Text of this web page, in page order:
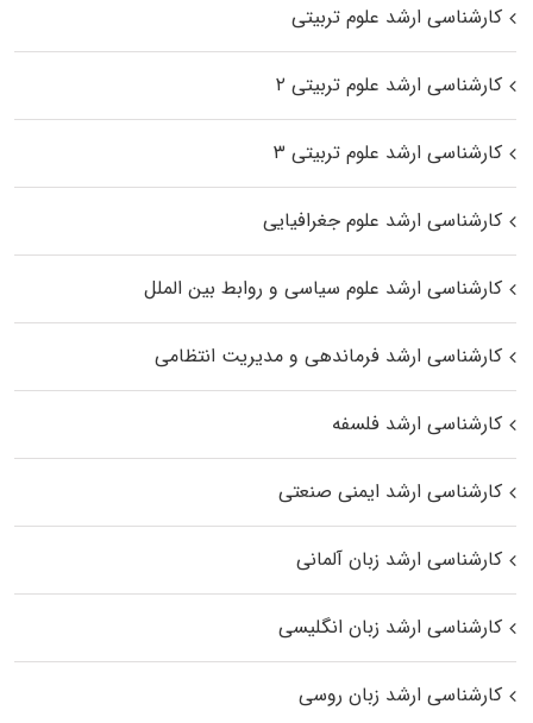
کارشناسی ارشد علوم تربیتی
کارشناسی ارشد علوم تربیتی ۲
کارشناسی ارشد علوم تربیتی ۳
کارشناسی ارشد علوم جغرافیایی
کارشناسی ارشد علوم سیاسی و روابط بین الملل
کارشناسی ارشد فرماندهی و مدیریت انتظامی
کارشناسی ارشد فلسفه
کارشناسی ارشد ایمنی صنعتی
کارشناسی ارشد زبان آلمانی
کارشناسی ارشد زبان انگلیسی
کارشناسی ارشد زبان روسی